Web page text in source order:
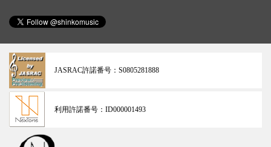
JASRAC許諾番号： S0805281888
利用許諾番号： ID000001493